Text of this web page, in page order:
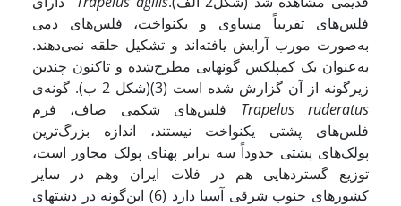
فلس‌های تقریباً مساوی و یکنواخت، فلس‌های دمی
به‌صورت مورب آرایش یافته‌اند و تشکیل حلقه نمی‌دهند.
به‌عنوان یک کمپلکس گونه­ایی مطرح‌شده و تاکنون چندین
زیرگونه از آن گزارش شده است (3)(شکل 2 ب). گونه‌ی
Trapelusruderatus
فلس‌های شکمی صاف، فرم
فلس‌های پشتی یکنواخت نیستند، اندازه بزرگ‌ترین
پولک‌های پشتی حدوداً سه برابر پهنای پولک مجاور است،
توزیع گسترده­ایی هم در فلات ایران وهم در سایر
کشورهای جنوب شرقی آسیا دارد (6) این‌گونه در دشت­های